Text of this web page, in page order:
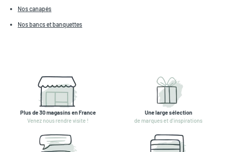
Nos canapés
Nos bancs et banquettes
Plus de 30 magasins en France
Venez nous rendre visite !
Une large sélection
de marques et d'inspirations